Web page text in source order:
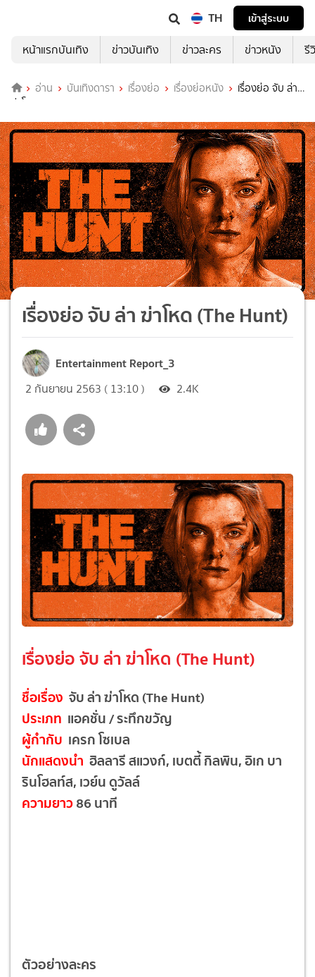
TH
เข้าสู่ระบบ
หน้าแรกบันเทิง
ข่าวบันเทิง ข่าวละคร ข่าวหนัง รี
อ่าน บันเทิงดารา เรื่องย่อ เรื่องย่อหนัง
เรื่องย่อ จับ ล่า
ฆ่าโหด (The Hunt)
เรื่องย่อ จับ ล่า ฆ่าโหด (The Hunt)
Entertainment Report_3
2 กันยายน 2563 ( 13:10 ) 2.4K
เรื่องย่อ จับ ล่า ฆ่าโหด (The Hunt)
ชื่อเรื่อง จับ ล่า ฆ่าโหด (The Hunt)
ประเภท แอคชั่น / ระทึกขวัญ
ผู้กำกับ เครก โซเบล
นักแสดงนำ ฮิลลารี สแวงก์, เบตตี้ กิลพิน, อิเก บา
รินโฮลท์ส, เวย์น ดูวัลล์
ความยาว86 นาที
ตัวอย่างละคร